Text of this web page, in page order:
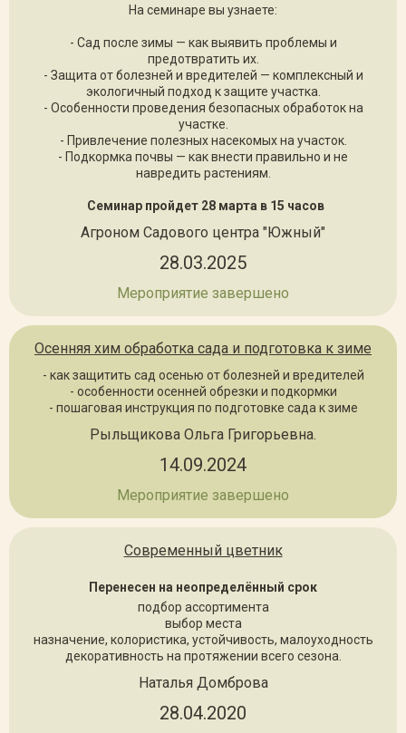
На семинаре вы узнаете:
- Сад после зимы — как выявить проблемы и
предотвратить их.
- Защита от болезней и вредителей — комплексный и
экологичный подход к защите участка.
- Особенности проведения безопасных обработок на
участке.
- Привлечение полезных насекомых на участок.
- Подкормка почвы — как внести правильно и не
навредить растениям.
Семинар пройдет 28 марта в 15 часов
Агроном Садового центра "Южный"
28.03.2025
Мероприятие завершено
Осенняя хим обработка сада и подготовка к зиме
- как защитить сад осенью от болезней и вредителей
- особенности осенней обрезки и подкормки
- пошаговая инструкция по подготовке сада к зиме
Рыльщикова Ольга Григорьевна.
14.09.2024
Мероприятие завершено
Современный цветник
Перенесен на неопределённый срок
подбор ассортимента
выбор места
назначение, колористика, устойчивость, малоуходность
декоративность на протяжении всего сезона.
Наталья Домброва
28.04.2020